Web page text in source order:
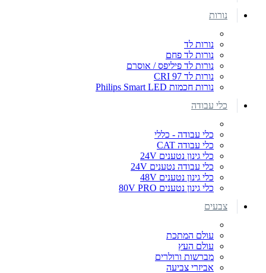
נורות
נורות לד
נורות לד פחם
נורות לד פיליפס / אוסרם
נורות לד CRI 97
נורות חכמות Philips Smart LED
כלי עבודה
כלי עבודה - כללי
כלי עבודה CAT
כלי גינון נטענים 24V
כלי עבודה נטענים 24V
כלי גינון נטענים 48V
כלי גינון נטענים 80V PRO
צבעים
עולם המתכת
עולם העץ
מברשות ורולרים
אביזרי צביעה